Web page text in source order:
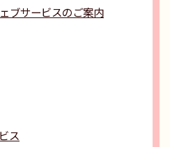
ブサービスのご案内
ス